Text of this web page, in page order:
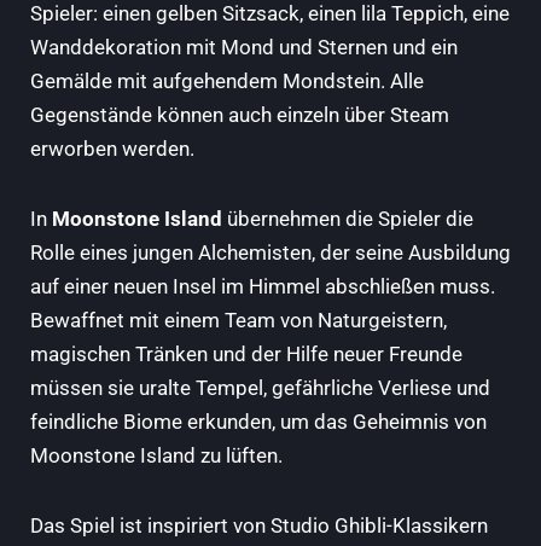
Spieler: einen gelben Sitzsack, einen lila Teppich, eine
Wanddekoration mit Mond und Sternen und ein
Gemälde mit aufgehendem Mondstein. Alle
Gegenstände können auch einzeln über Steam
erworben werden.
In Moonstone Island übernehmen die Spieler die
Rolle eines jungen Alchemisten, der seine Ausbildung
auf einer neuen Insel im Himmel abschließen muss.
Bewaffnet mit einem Team von Naturgeistern,
magischen Tränken und der Hilfe neuer Freunde
müssen sie uralte Tempel, gefährliche Verliese und
feindliche Biome erkunden, um das Geheimnis von
Moonstone Island zu lüften.
Das Spiel ist inspiriert von Studio Ghibli-Klassikern